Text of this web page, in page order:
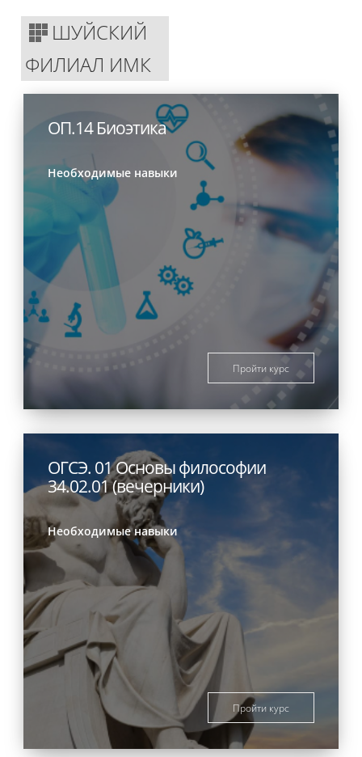
ШУЙСКИЙ
ФИЛИАЛ ИМК
ОП.14 Биоэтика
Необходимые навыки
Пройти курс
ОГСЭ. 01 Основы философии
34.02.01 (вечерники)
Необходимые навыки
Пройти курс